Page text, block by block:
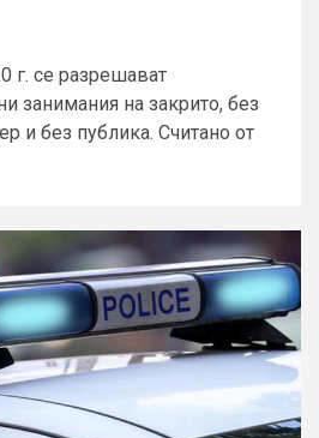
г. се разрешават
занимания на закрито, без
и без публика. Считано от